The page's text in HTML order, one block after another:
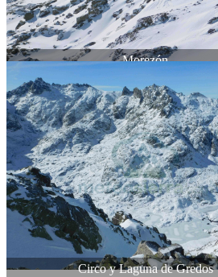
Morezón
Circo y Laguna de Gredos